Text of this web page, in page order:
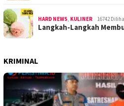
HARD NEWS, KULINER 16742
Langkah-Langkah
KRIMINAL